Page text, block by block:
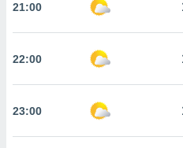
e
21:00
22:00
23:00